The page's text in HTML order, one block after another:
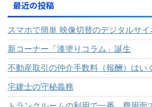
最近の投稿
スマホで簡単 映像切替のデジタルサイ
新コーナー「漆塗りコラム」誕生
不動産取引の仲介手数料（報酬）はい
宅建士の守秘義務